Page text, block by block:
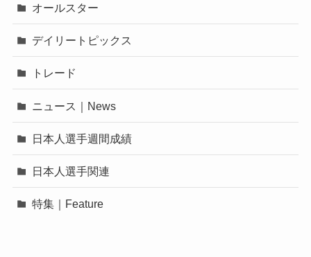
オールスター
デイリートピックス
トレード
ニュース｜News
日本人選手週間成績
日本人選手関連
特集｜Feature